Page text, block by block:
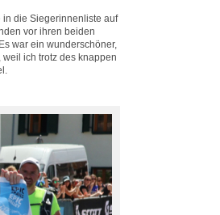
in die Siegerinnenliste auf
vor ihren beiden
war ein wunderschöner,
ich trotz des knappen